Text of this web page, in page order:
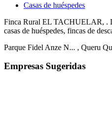
Casas de huéspedes
Finca Rural EL TACHUELAR, .
casas de huéspedes, fincas de
Parque Fidel Anze N... , Queru
Empresas Sugeridas